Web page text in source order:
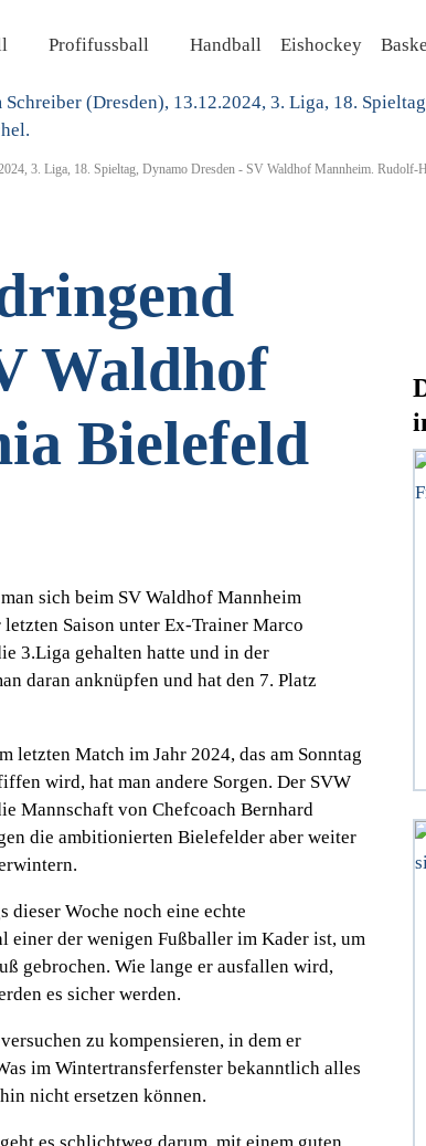
Profifussball Handball Eishockey
3. Liga, 18. Spieltag, Dynamo Dresden - SV Waldhof Mannheim.
Waldhof
Bielefeld
sich beim SV Waldhof Mannheim
Saison unter Ex-Trainer Marco
3.Liga gehalten hatte und in der
daran anknüpfen und hat den 7. Platz
letzten Match im Jahr 2024, das am Sonntag
wird, hat man andere Sorgen. Der SVW
Mannschaft von Chefcoach Bernhard
die ambitionierten Bielefelder aber weiter
dieser Woche noch eine echte
einer der wenigen Fußballer im Kader ist, um
gebrochen. Wie lange er ausfallen wird,
es sicher werden.
zu kompensieren, in dem er
im Wintertransferfenster bekanntlich alles
nicht ersetzen können.
es schlichtweg darum, mit einem guten